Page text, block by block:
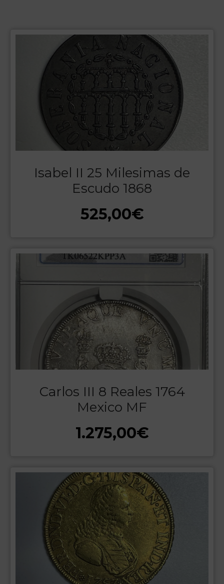
Isabel II 25 Milesimas de
Escudo 1868
525,00€
Carlos III 8 Reales 1764
Mexico MF
1.275,00€